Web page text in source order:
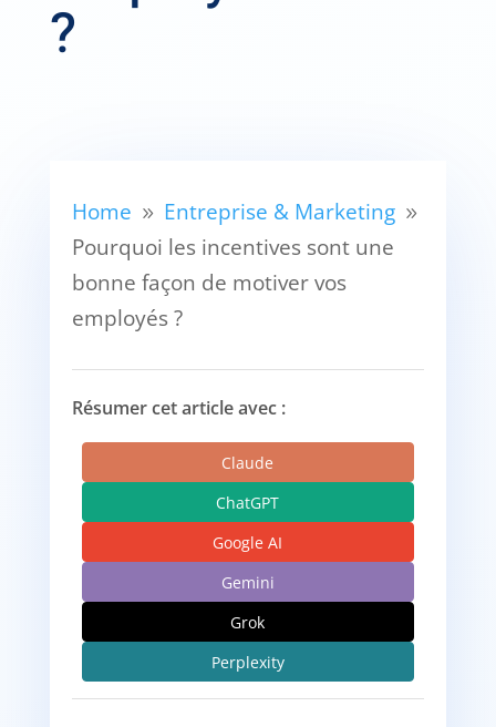
?
Home 9 Entreprise & Marketing 9
Pourquoi les incentives sont une
bonne façon de motiver vos
employés ?
Résumer cet article avec :
Claude
ChatGPT
Google AI
Gemini
Grok
Perplexity